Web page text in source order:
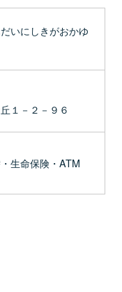
いにしきがおかゆ
１－２－９６
生命保険・ATM